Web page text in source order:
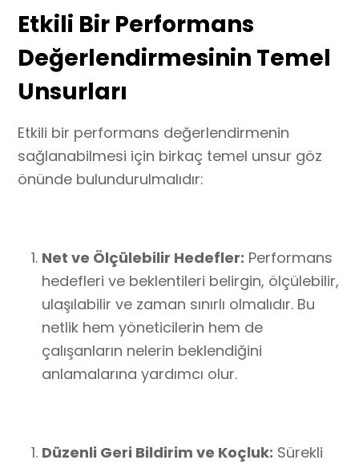
Etkili Bir Performans
Değerlendirmesinin Temel
Unsurları
Etkili bir performans değerlendirmenin
sağlanabilmesi için birkaç temel unsur göz
önünde bulundurulmalıdır:
Net ve Ölçülebilir Hedefler: Performans
hedefleri ve beklentileri belirgin, ölçülebilir,
ulaşılabilir ve zaman sınırlı olmalıdır. Bu
netlik hem yöneticilerin hem de
çalışanların nelerin beklendiğini
anlamalarına yardımcı olur.
Düzenli Geri Bildirim ve Koçluk: Sürekli